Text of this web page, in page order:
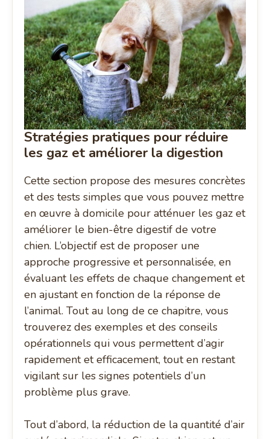
Stratégies pratiques pour réduire
les gaz et améliorer la digestion
Cette section propose des mesures concrètes
et des tests simples que vous pouvez mettre
en œuvre à domicile pour atténuer les gaz et
améliorer le bien-être digestif de votre
chien. L’objectif est de proposer une
approche progressive et personnalisée, en
évaluant les effets de chaque changement et
en ajustant en fonction de la réponse de
l’animal. Tout au long de ce chapitre, vous
trouverez des exemples et des conseils
opérationnels qui vous permettent d’agir
rapidement et efficacement, tout en restant
vigilant sur les signes potentiels d’un
problème plus grave.
Tout d’abord, la réduction de la quantité d’air